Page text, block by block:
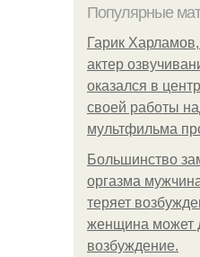
Популярные
Гарик
актер
оказался в
своей работы
мультфильма
Большинство
оргазма
теряет
женщина может
возбуждение.